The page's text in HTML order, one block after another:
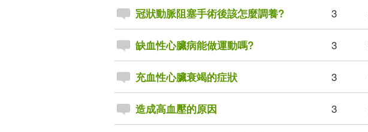
冠狀動脈阻塞手術後該怎麼調養? 3
缺血性心臟病能做運動嗎? 3
充血性心臟衰竭的症狀 3
造成高血壓的原因 3